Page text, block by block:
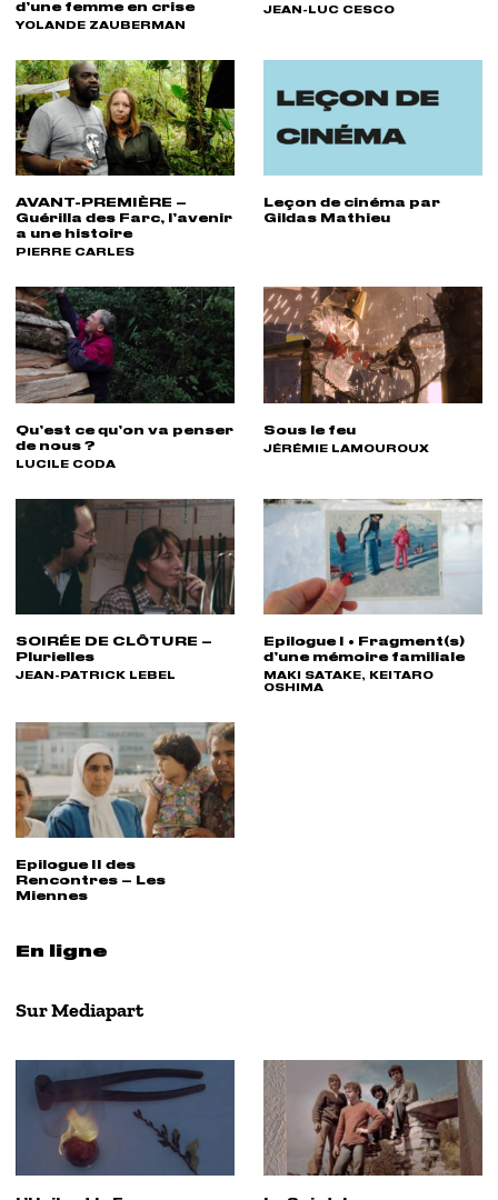
d’une femme en crise
RÉALISATEUR(S) :
YOLANDE ZAUBERMAN
RÉALISATEUR(S) :
JEAN-LUC CESCO
AVANT-PREMIÈRE –
Guérilla des Farc, l’avenir
a une histoire
RÉALISATEUR(S) :
PIERRE CARLES
Leçon de cinéma par
Gildas Mathieu
Qu’est ce qu’on va penser
de nous ?
RÉALISATEUR(S) :
LUCILE CODA
Sous le feu
RÉALISATEUR(S) :
JÉRÉMIE LAMOUROUX
SOIRÉE DE CLÔTURE –
Plurielles
RÉALISATEUR(S) :
JEAN-PATRICK LEBEL
Epilogue I • Fragment(s)
d’une mémoire familiale
RÉALISATEUR(S) :
MAKI SATAKE, KEITARO
OSHIMA
Epilogue II des
Rencontres – Les
Miennes
En ligne
Sur Mediapart